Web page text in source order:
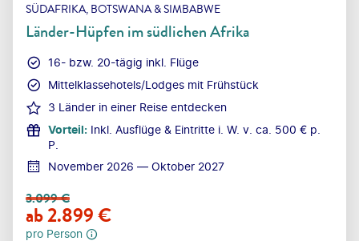
SÜDAFRIKA, BOTSWANA & SIMBABWE
Länder-Hüpfen im südlichen Afrika
16- bzw. 20-tägig inkl. Flüge
Mittelklassehotels/Lodges mit Frühstück
3 Länder in einer Reise entdecken
Vorteil: Inkl. Ausflüge & Eintritte i. W. v. ca. 500 € p.
P.
November 2026 — Oktober 2027
3.099€
ab2.899€
pro Person